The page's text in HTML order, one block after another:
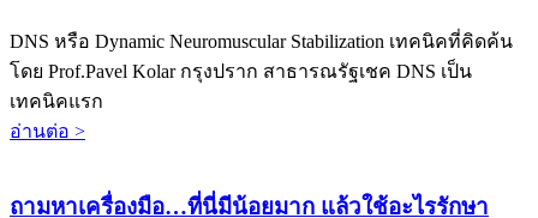
DNS หรือ Dynamic Neuromuscular Stabilization เทคนิคที่คิดค้น
โดย Prof.Pavel Kolar กรุงปราก สาธารณรัฐเชค DNS เป็น
เทคนิคแรก
อ่านต่อ >
ถามหาเครื่องมือ…ที่นี่มีน้อยมาก แล้วใช้อะไรรักษา